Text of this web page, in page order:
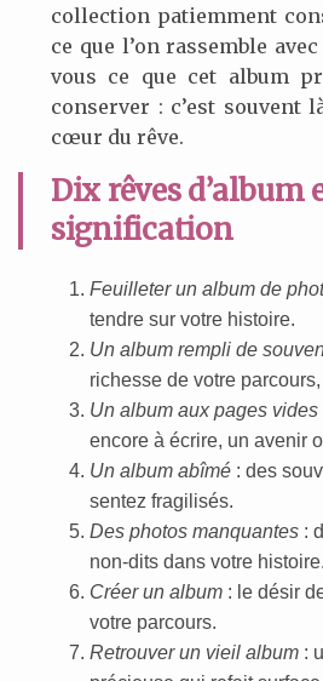
collection patiemment
ce que l’on rassemble
vous ce que cet album
conserver : c’est souvent
cœur du rêve.
Dix rêves d’album
signification
Feuilleter un album de
tendre sur votre histoire.
Un album rempli de
richesse de votre
Un album aux pages vides
encore à écrire, un avenir
Un album abîmé: des
sentez fragilisés.
Des photos manquantes:
non-dits dans votre histoire.
Créer un album: le désir
votre parcours.
Retrouver un vieil album: